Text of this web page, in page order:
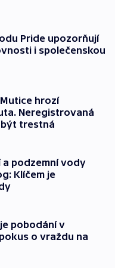
Pride upozorňují
i společenskou
hrozí
Neregistrovaná
být trestná
a podzemní vody
Klíčem je
pobodání v
o vraždu na